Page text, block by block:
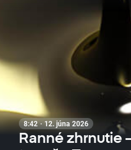
8:42 · 12. júna 2026
Ranné zhrnutie